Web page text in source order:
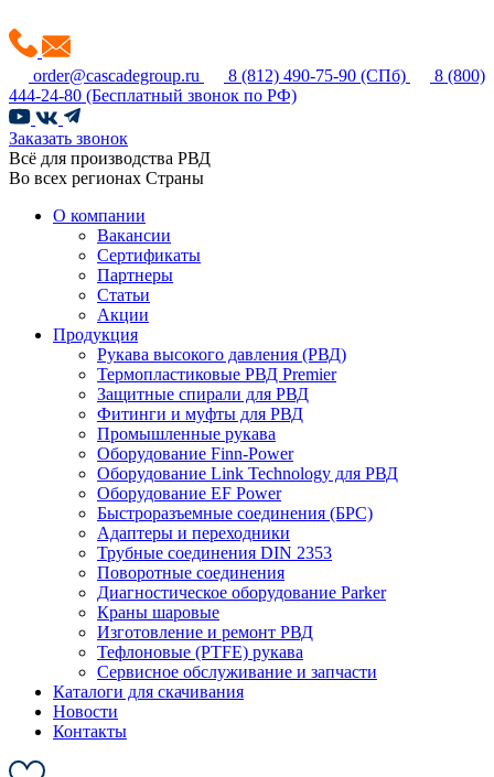
order@cascadegroup.ru 8 (812) 490-75-90 (СПб)
8 (800)
444-24-80 (Бесплатный звонок по РФ)
Заказать звонок
Всё для производства РВД
Во всех регионах Страны
О компании
Вакансии
Сертификаты
Партнеры
Статьи
Акции
Продукция
Рукава высокого давления (РВД)
Термопластиковые РВД Premier
Защитные спирали для РВД
Фитинги и муфты для РВД
Промышленные рукава
Оборудование Finn-Power
Оборудование Link Technology для РВД
Оборудование EF Power
Быстроразъемные соединения (БРС)
Адаптеры и переходники
Трубные соединения DIN 2353
Поворотные соединения
Диагностическое оборудование Parker
Краны шаровые
Изготовление и ремонт РВД
Тефлоновые (PTFE) рукава
Сервисное обслуживание и запчасти
Каталоги для скачивания
Новости
Контакты